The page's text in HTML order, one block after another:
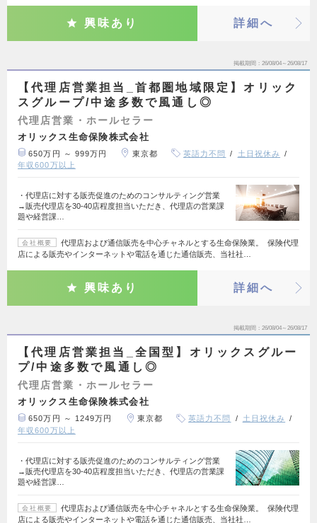
興味あり 詳細へ
掲載期間 26/08/04～26/08/17
【代理店営業担当_首都圏地域限定】オリック
スグループ/中途多数で風通し◎
代理店営業・ホールセラー
オリックス生命保険株式会社
650万円 ～ 999万円 東京都 英語力不問
土日祝休み
年収600万以上
・代理店に対する販売促進のためのコンサルティング営業
→販売代理店を30-40店程度担当いただき、代理店の営業課
題や経営課…
会社概要
代理店および通信販売を中心チャネルとする生命保険業。 保険代理
店による販売やインターネットや電話を通じた通信販売、当社社…
興味あり 詳細へ
掲載期間 26/08/04～26/08/17
【代理店営業担当_全国型】オリックスグルー
プ/中途多数で風通し◎
代理店営業・ホールセラー
オリックス生命保険株式会社
650万円 ～ 1249万円 東京都 英語力不問
土日祝休み
年収600万以上
・代理店に対する販売促進のためのコンサルティング営業
→販売代理店を30-40店程度担当いただき、代理店の営業課
題や経営課…
会社概要
代理店および通信販売を中心チャネルとする生命保険業。 保険代理
店による販売やインターネットや電話を通じた通信販売、当社社…